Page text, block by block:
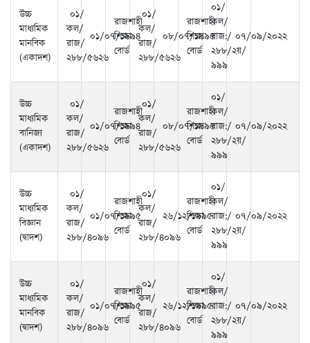
উচ্চ
মাধ্যমিক
মানবিক
(একাদশ)
০১/
কল/
রাজ/
২৮৮/৫৬২৬
০১/০৭/১৯৯৪
রাজশাহী
শিক্ষা
বোর্ড
০১/
কল/
রাজ/
২৮৮/৫৬২৬
০৮/০৭/১৯৯৫
রাজশাহী
শিক্ষা
বোর্ড
০১/
কল/
রাজ:/
২৮৮/২য়/
৯৯৯
০৭/০৯/২০২২
উচ্চ
মাধ্যমিক
বানিজ্য
(একাদশ)
০১/
কল/
রাজ/
২৮৮/৫৬২৬
০১/০৭/১৯৯৪
রাজশাহী
শিক্ষা
বোর্ড
০১/
কল/
রাজ/
২৮৮/৫৬২৬
০৮/০৭/১৯৯৫
রাজশাহী
শিক্ষা
বোর্ড
০১/
কল/
রাজ:/
২৮৮/২য়/
৯৯৯
০৭/০৯/২০২২
উচ্চ
মাধ্যমিক
বিজ্ঞান
(দ্বাদশ)
০১/
কল/
রাজ/
২৮৮/৪০৯৬
০১/০৭/১৯৯৫
রাজশাহী
শিক্ষা
বোর্ড
০১/
কল/
রাজ/
২৮৮/৪০৯৬
২৬/১২/১৯৯৫
রাজশাহী
শিক্ষা
বোর্ড
০১/
কল/
রাজ:/
২৮৮/২য়/
৯৯৯
০৭/০৯/২০২২
উচ্চ
মাধ্যমিক
মানবিক
(দ্বাদশ)
০১/
কল/
রাজ/
২৮৮/৪০৯৬
০১/০৭/১৯৯৫
রাজশাহী
শিক্ষা
বোর্ড
০১/
কল/
রাজ/
২৮৮/৪০৯৬
২৬/১২/১৯৯৫
রাজশাহী
শিক্ষা
বোর্ড
০১/
কল/
রাজ:/
২৮৮/২য়/
৯৯৯
০৭/০৯/২০২২